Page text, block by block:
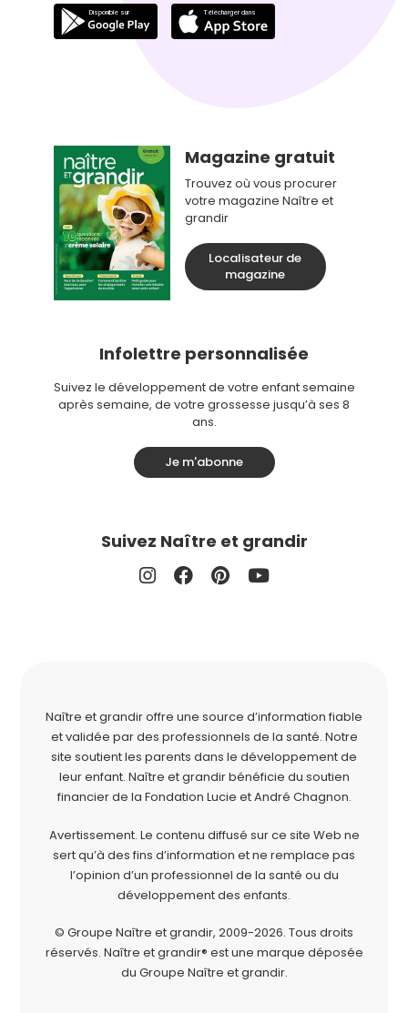
Magazine gratuit
Trouvez où vous procurer
votre magazine Naître et
grandir
Localisateur de
magazine
Infolettre personnalisée
Suivez le développement de votre enfant semaine
après semaine, de votre grossesse jusqu’à ses 8
ans.
Je m'abonne
Suivez Naître et grandir
Naître et grandir offre une source d’information fiable
et validée par des professionnels de la santé. Notre
site soutient les parents dans le développement de
leur enfant. Naître et grandir bénéficie du soutien
financier de la Fondation Lucie et André Chagnon.
Avertissement. Le contenu diffusé sur ce site Web ne
sert qu’à des fins d’information et ne remplace pas
l’opinion d’un professionnel de la santé ou du
développement des enfants.
© Groupe Naître et grandir, 2009-2026. Tous droits
réservés. Naître et grandir® est une marque déposée
du Groupe Naître et grandir.